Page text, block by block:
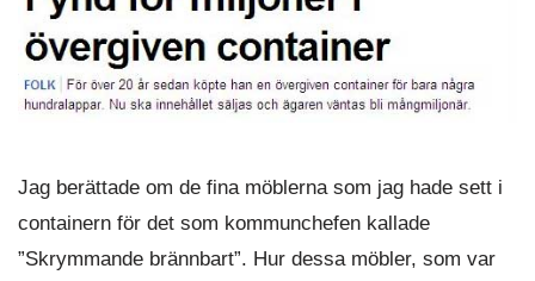
Jag berättade om de fina möblerna som jag hade sett i
containern för det som kommunchefen kallade
”Skrymmande brännbart”. Hur dessa möbler, som var